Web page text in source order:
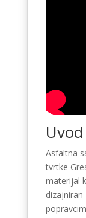
Asfaltna
tvrtke
materijal